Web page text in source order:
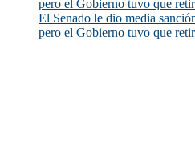
pero el Gobierno tuvo que
El Senado le dio media
pero el Gobierno tuvo que